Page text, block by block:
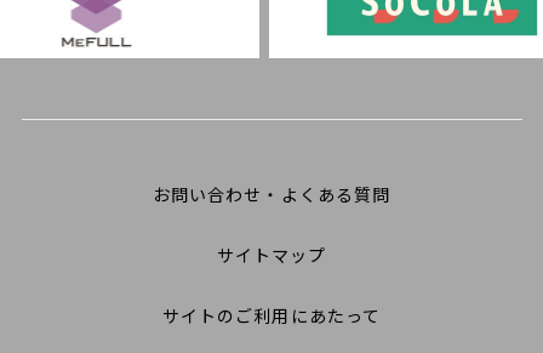
お問い合わせ・よくある質問
サイトマップ
サイトのご利用にあたって